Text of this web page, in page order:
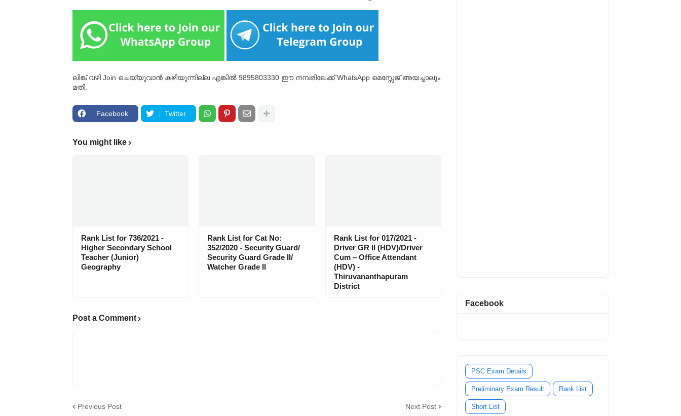
ലിങ്ക് വഴി Join ചെയ്യുവാൻ കഴിയുന്നില്ല എങ്കിൽ 9895803330 ഈ നമ്പരിലേക്ക് WhatsApp മെസ്സേജ് അയച്ചാലും
മതി.
Facebook Twitter
You might like
Rank List for 736/2021 -
Higher Secondary School
Teacher (Junior)
Geography
Rank List for Cat No:
352/2020 - Security Guard/
Security Guard Grade II/
Watcher Grade II
Rank List for 017/2021 -
Driver GR II (HDV)/Driver
Cum – Office Attendant
(HDV) -
Thiruvananthapuram
District
Post a Comment
Previous Post Next Post
Facebook
PSC Exam Details
Preliminary Exam Result Rank List
Short List